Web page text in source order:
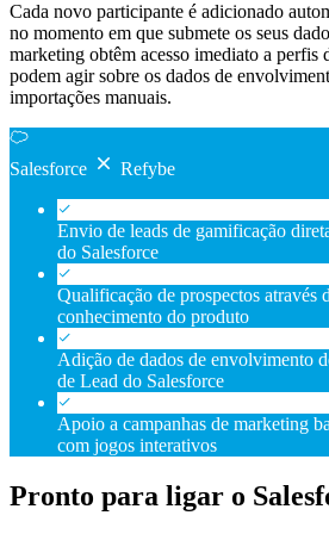
Cada novo participante é adicionado
no momento em que submete os seus
marketing obtêm acesso imediato a perfis
podem agir sobre os dados de
importações manuais.
Salesforce Refybe
Envio de leads de gamificação
do Salesforce
Qualificação de prospectos através
conhecimento do produto
Adição de dados de envolvimento
de Lead do Salesforce
Apoio a campanhas de marketing
com jogos interativos
Pronto para ligar o